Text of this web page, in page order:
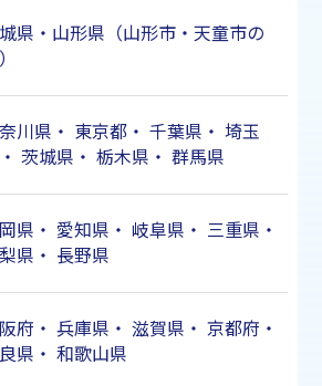
県・山形県（山形市・天童市の
川県 ・ 東京都・ 千葉県 ・ 埼玉
・ 茨城県 ・ 栃木県 ・ 群馬県
県 ・ 愛知県 ・ 岐阜県 ・ 三重県 ・
県 ・ 長野県
府 ・ 兵庫県 ・ 滋賀県 ・ 京都府 ・
県 ・ 和歌山県